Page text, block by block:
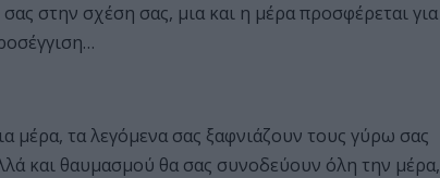
στην σχέση σας, μια και η μέρα προσφέρεται για
μέρα, τα λεγόμενα σας ξαφνιάζουν τους γύρω σας
και θαυμασμού θα σας συνοδεύουν όλη την μέρα,